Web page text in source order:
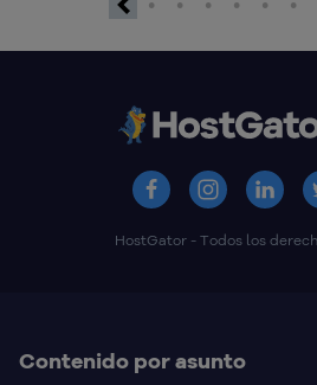
HostGator - Todos los
Contenido por asunto